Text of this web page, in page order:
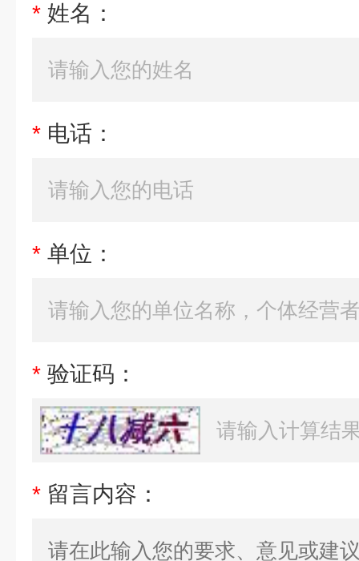
* 姓名：
* 电话：
* 单位：
* 验证码：
* 留言内容：